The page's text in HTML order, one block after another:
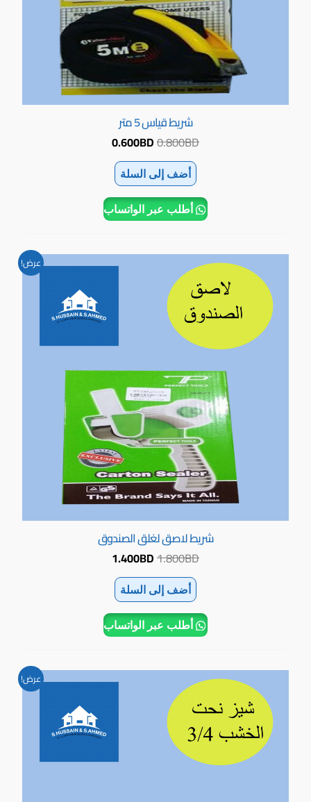
شريط قياس 5 متر
0.800BD
0.600BD
أضف إلى السلة
أطلب عبر الواتساب
عرض!
شريط لاصق لغلق الصندوق
1.800BD
السعر
1.400BD
السعر
1.400BD.
أضف إلى السلة
أطلب عبر الواتساب
عرض! السعر السعر
1.200BD.